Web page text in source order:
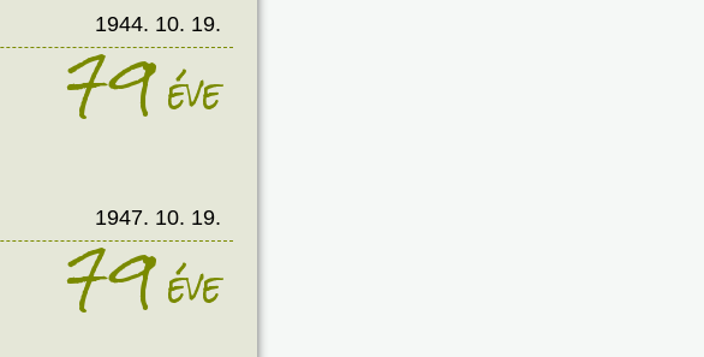
1944. 10. 19.
79éve
1947. 10. 19.
79éve